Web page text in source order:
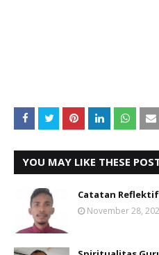
YOU MAY LIKE THESE
Catatan
November 28,